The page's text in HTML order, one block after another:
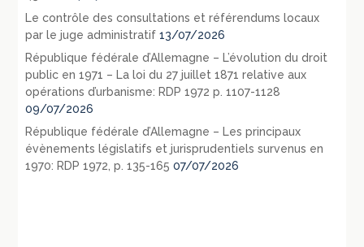
Le contrôle des consultations et référendums locaux
par le juge administratif 13/07/2026
République fédérale d’Allemagne – L’évolution du droit
public en 1971 – La loi du 27 juillet 1871 relative aux
opérations d’urbanisme: RDP 1972 p. 1107-1128
09/07/2026
République fédérale d’Allemagne – Les principaux
évènements législatifs et jurisprudentiels survenus en
1970: RDP 1972, p. 135-165 07/07/2026